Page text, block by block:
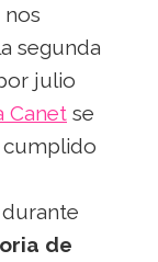
segunda
julio
Canet se
cumplido
de